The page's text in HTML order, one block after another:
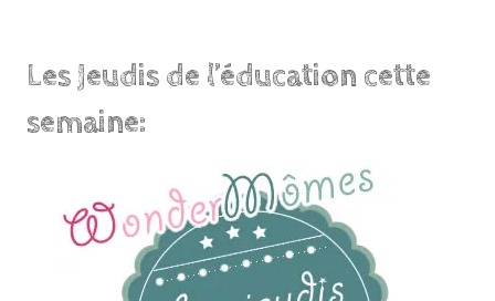
Les Jeudis de l’éducation cette
semaine: